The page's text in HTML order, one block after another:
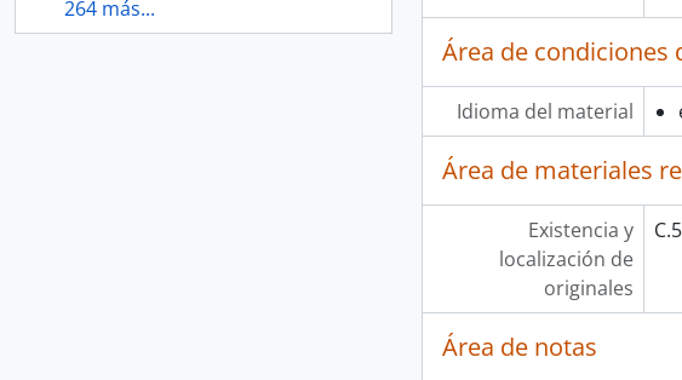
264 más...
Área de condiciones
Idioma del material
Área de materiales
Existencia y
localización de
originales
Área de notas